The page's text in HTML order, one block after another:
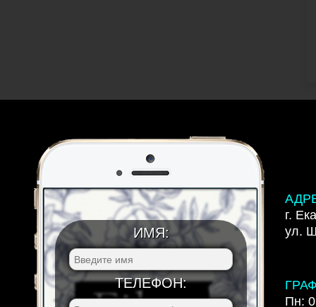
ИМЯ:
ТЕЛЕФОН:
г.
ул.
Пн: